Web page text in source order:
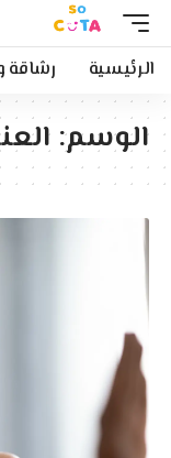
الرئيسية رشاقة
الوسم: